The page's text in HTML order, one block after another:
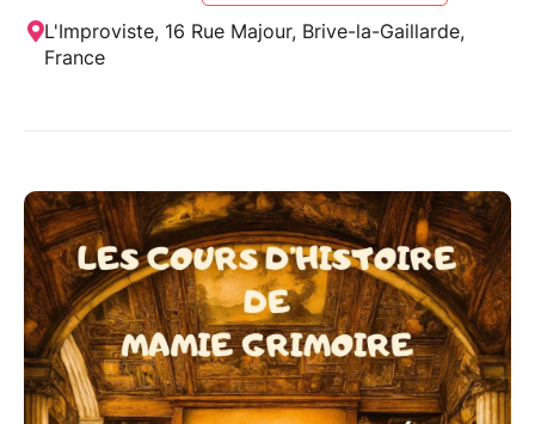
L'Improviste, 16 Rue Majour, Brive-la-Gaillarde,
France